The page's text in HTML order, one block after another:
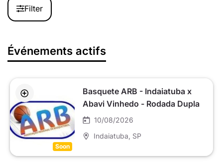
Filter
Événements actifs
Soon
Basquete ARB - Indaiatuba x
Abavi Vinhedo - Rodada Dupla
10/08/2026
Indaiatuba , SP